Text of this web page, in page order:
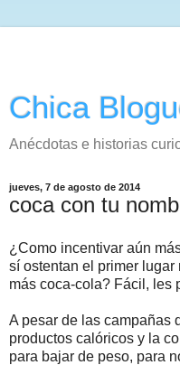
Chica
Anécdotas e historias
jueves, 7 de agosto de 2014
coca con tu
¿Como incentivar aún
sí ostentan el primer
más coca-cola? Fácil, les
A pesar de las campañas
productos calóricos y la
para bajar de peso, para